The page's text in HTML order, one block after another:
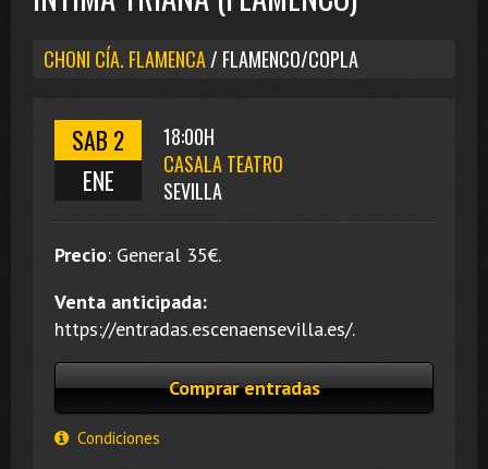
CHONI CÍA. FLAMENCA/ FLAMENCO/COPLA
SAB 2
ENE
18:00H
CASALA TEATRO
SEVILLA
Precio: General 35€.
Venta anticipada:
https://entradas.escenaensevilla.es/.
Comprar entradas
Condiciones